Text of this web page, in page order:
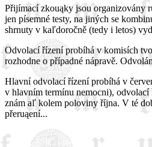
Přijímací zkouąky jsou organizovány
jen písemné testy, na jiných se
shrnuty v kaľdoročně (tedy i letos)
Odvolací řízení probíhá v komisích
rozhodne o případné nápravě.
Hlavní odvolací řízení probíhá v
v hlavním termínu nemocni),
znám aľ kolem poloviny října. V té
přeruąení...